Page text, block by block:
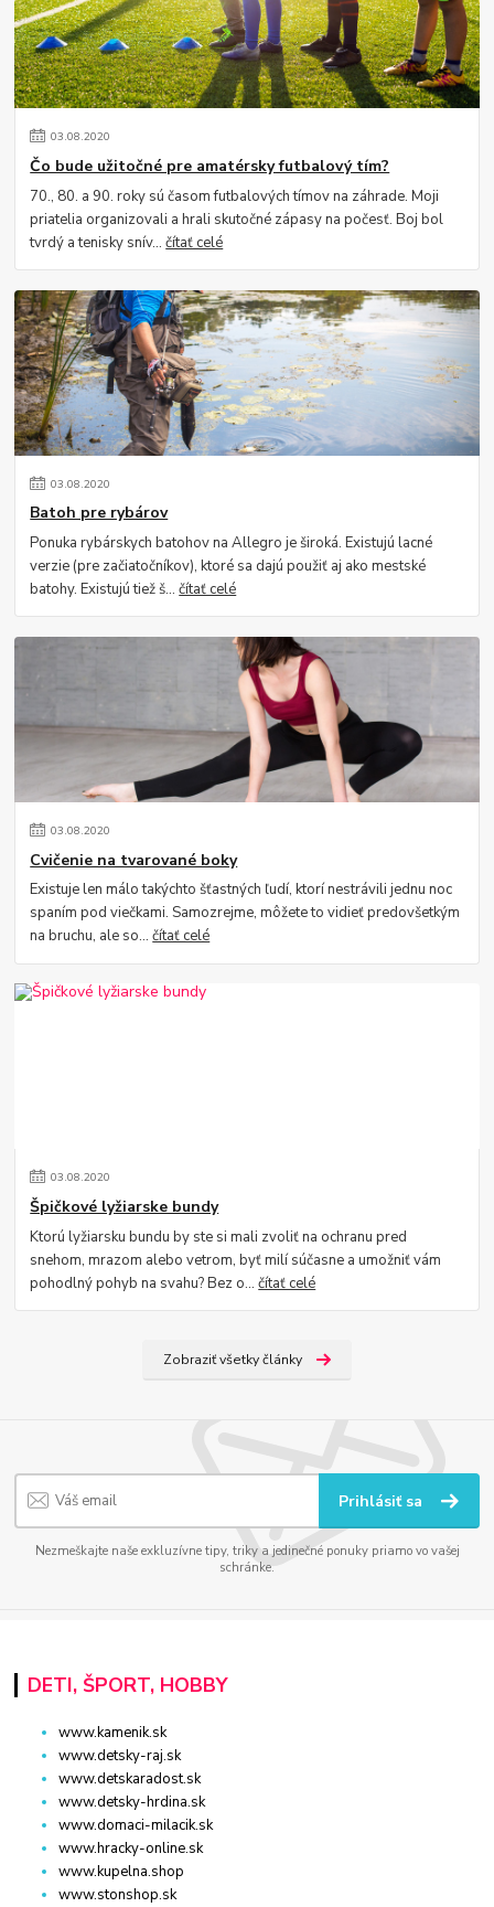
03.08.2020
Čo bude užitočné pre amatérsky futbalový tím?
70., 80. a 90. roky sú časom futbalových tímov na záhrade. Moji
priatelia organizovali a hrali skutočné zápasy na počesť. Boj bol
tvrdý a tenisky snív...čítať celé
03.08.2020
Batoh pre rybárov
Ponuka rybárskych batohov na Allegro je široká. Existujú lacné
verzie (pre začiatočníkov), ktoré sa dajú použiť aj ako mestské
batohy. Existujú tiež š...čítať celé
03.08.2020
Cvičenie na tvarované boky
Existuje len málo takýchto šťastných ľudí, ktorí nestrávili jednu noc
spaním pod viečkami. Samozrejme, môžete to vidieť predovšetkým
na bruchu, ale so...čítať celé
03.08.2020
Špičkové lyžiarske bundy
Ktorú lyžiarsku bundu by ste si mali zvoliť na ochranu pred
snehom, mrazom alebo vetrom, byť milí súčasne a umožniť vám
pohodlný pohyb na svahu? Bez o...čítať celé
Zobraziť všetky články
Prihlásiť sa
Nezmeškajte naše exkluzívne tipy, triky a jedinečné ponuky priamo vo vašej
schránke.
DETI, ŠPORT, HOBBY
www.kamenik.sk
www.detsky-raj.sk
www.detskaradost.sk
www.detsky-hrdina.sk
www.domaci-milacik.sk
www.hracky-online.sk
www.kupelna.shop
www.stonshop.sk